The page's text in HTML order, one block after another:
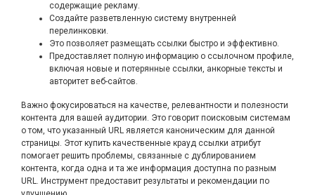
содержащие рекламу.
Создайте разветвленную систему внутренней
перелинковки.
Это позволяет размещать ссылки быстро и эффективно.
Предоставляет полную информацию о ссылочном профиле,
включая новые и потерянные ссылки, анкорные тексты и
авторитет веб-сайтов.
Важно фокусироваться на качестве, релевантности и полезности
контента для вашей аудитории. Это говорит поисковым системам
о том, что указанный URL является каноническим для данной
страницы. Этот купить качественные крауд ссылки атрибут
помогает решить проблемы, связанные с дублированием
контента, когда одна и та же информация доступна по разным
URL. Инструмент предоставит результаты и рекомендации по